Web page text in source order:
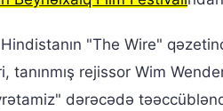
"The Wire"
tanınmış rejissor Wim
dərəcədə